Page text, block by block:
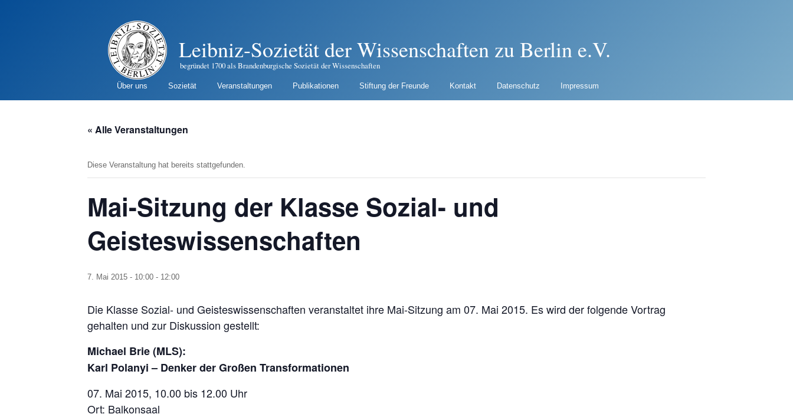
Leibniz-Sozietät der Wissenschaften zu Berlin e.V.
begründet 1700 als Brandenburgische Sozietät der Wissenschaften
Über uns Sozietät Veranstaltungen Publikationen Stiftung der Freunde Kontakt Datenschutz Impressum
« Alle Veranstaltungen
Diese Veranstaltung hat bereits stattgefunden.
Mai-Sitzung der Klasse Sozial- und
Geisteswissenschaften
7. Mai 2015 - 10:00 - 12:00
Die Klasse Sozial- und Geisteswissenschaften veranstaltet ihre Mai-Sitzung am 07. Mai 2015. Es wird der folgende Vortrag
gehalten und zur Diskussion gestellt:
Michael Brie (MLS):
Karl Polanyi – Denker der Großen Transformationen
07. Mai 2015, 10.00 bis 12.00 Uhr
Ort: Balkonsaal